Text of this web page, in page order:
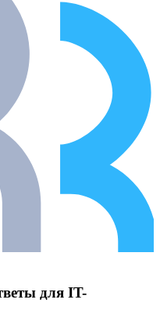
для IT-